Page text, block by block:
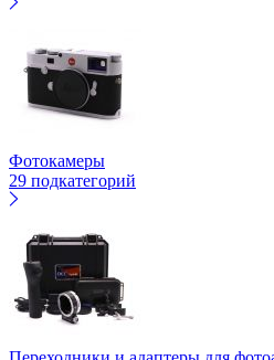
Фотокамеры
29 подкатегорий